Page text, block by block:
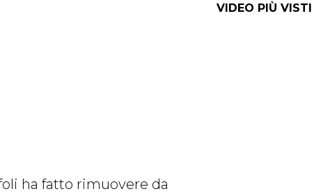
ha fatto rimuovere da
VIDEO PIÙ VISTI